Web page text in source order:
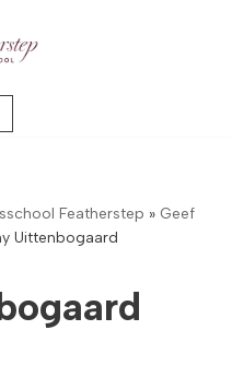
Featherstep » Geef
Uittenbogaard